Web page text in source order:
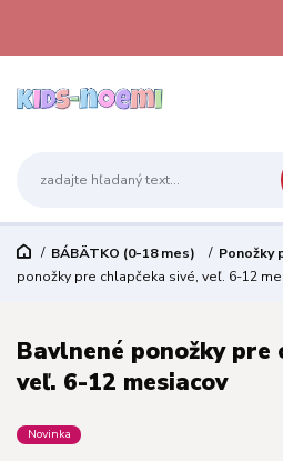
BÁBÄTKO (0-18 mes) Ponožky
ponožky pre chlapčeka sivé, veľ. 6-12
Bavlnené ponožky pre
veľ. 6-12 mesiacov
Novinka